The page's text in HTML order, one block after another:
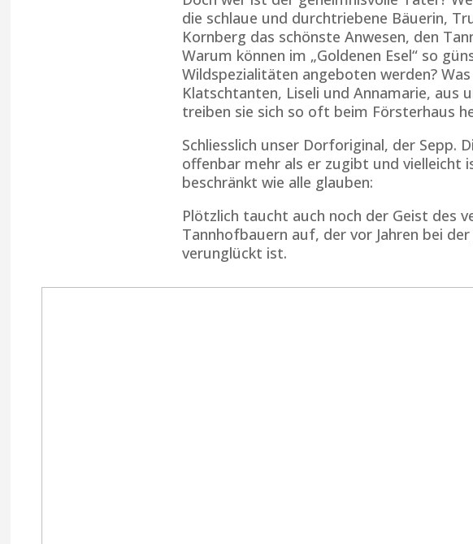
die schlaue und durchtriebene Bäuerin,
Kornberg das schönste Anwesen, den
Warum können im „Goldenen Esel“ so
Wildspezialitäten angeboten werden?
Klatschtanten, Liseli und Annamarie, aus
treiben sie sich so oft beim Försterhaus
Schliesslich unser Dorforiginal, der Sepp.
offenbar mehr als er zugibt und vielleicht
beschränkt wie alle glauben:
Plötzlich taucht auch noch der Geist des
Tannhofbauern auf, der vor Jahren bei der
verunglückt ist.